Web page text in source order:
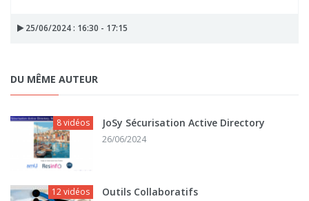
25/06/2024 : 16:30 - 17:15
DU MÊME AUTEUR
8 vidéos JoSy Sécurisation Active Directory
26/06/2024
12 vidéos Outils Collaboratifs